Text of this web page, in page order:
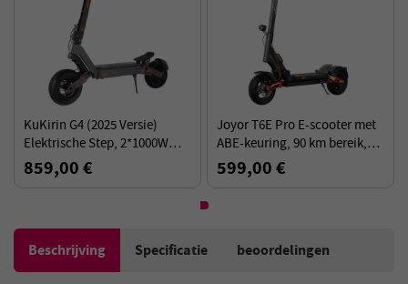
KuKirin G4 (2025 Versie)
Elektrische Step, 2*1000W
Motor, 60V 20Ah Batterij, 11
inch Banden, 70km/u Max.
859,00 €
Joyor T6E Pro E-scooter met
ABE-keuring, 90 km bereik,
500 W motor, 148 kg
draagvermogen
599,00 €
Beschrijving Specificatie beoordelingen